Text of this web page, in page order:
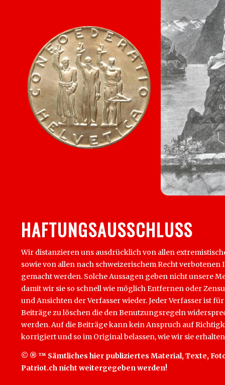
HAFTUNGSAUSSCHLUSS
Wir distanzieren uns ausdrücklich von allen
sowie von allen nach schweizerischem Recht
gemacht werden. Solche Aussagen geben nicht unsere
damit wir sie so schnell wie möglich Entfernen oder
und Ansichten der Verfasser wieder. Jeder Verfasser ist
Beiträge zu löschen die den Benutzungsregeln
werden. Auf die Beiträge kann kein Anspruch auf
korrigiert und so im Original belassen, wie wir sie
© ® ™ Sämtliches hier publiziertes Material, Texte,
Patriot.ch nicht weitergegeben werden!